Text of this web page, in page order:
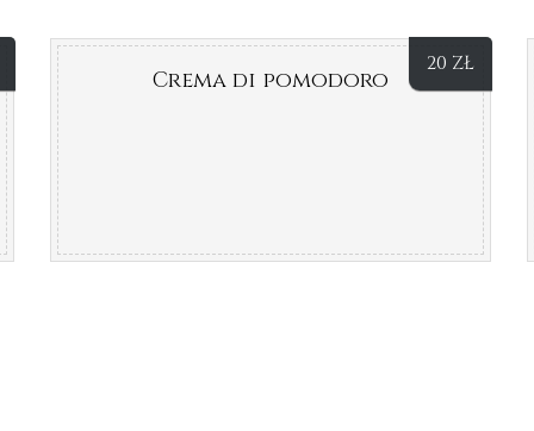
20 ZŁ
Crema di pomodoro